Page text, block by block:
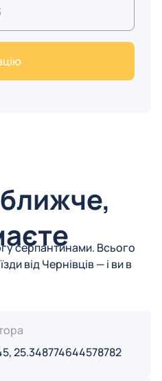
серпантинами. Всього
від Чернівців — і ви в
25.348774644578782